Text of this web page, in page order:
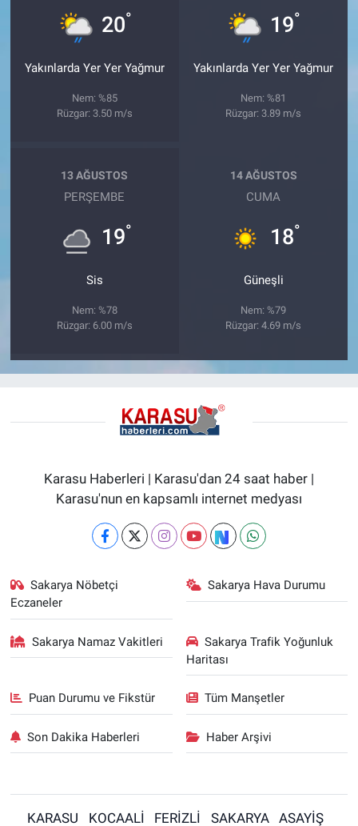
20°
Yakınlarda Yer Yer Yağmur
Nem: %85
Rüzgar: 3.50 m/s
19°
Yakınlarda Yer Yer Yağmur
Nem: %81
Rüzgar: 3.89 m/s
13 AĞUSTOS
PERŞEMBE
19°
Sis
Nem: %78
Rüzgar: 6.00 m/s
14 AĞUSTOS
CUMA
18°
Güneşli
Nem: %79
Rüzgar: 4.69 m/s
Karasu Haberleri | Karasu'dan 24 saat haber |
Karasu'nun en kapsamlı internet medyası
Sakarya Nöbetçi
Eczaneler
Sakarya Hava Durumu
Sakarya Namaz Vakitleri
Sakarya Trafik Yoğunluk
Haritası
Puan Durumu ve Fikstür Tüm Manşetler
Son Dakika Haberleri Haber Arşivi
KARASU KOCAALİ FERİZLİ SAKARYA ASAYİŞ